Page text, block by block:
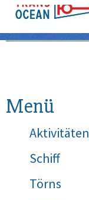
Menü
Aktivitäten
Schiff
Törns